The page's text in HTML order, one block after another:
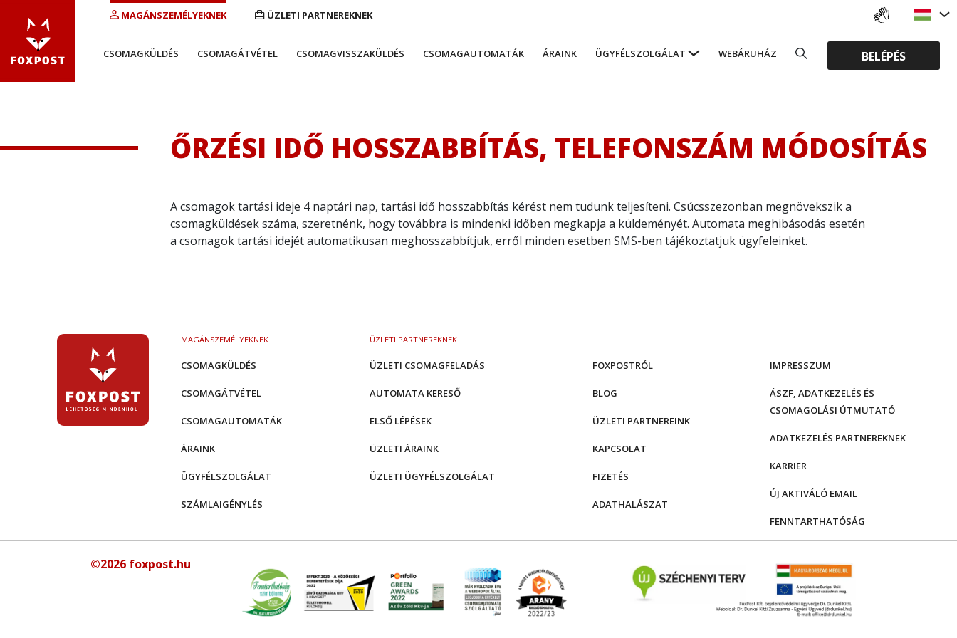
MAGÁNSZEMÉLYEKNEK ÜZLETI PARTNEREKNEK
CSOMAGKÜLDÉS CSOMAGÁTVÉTEL CSOMAGVISSZAKÜLDÉS CSOMAGAUTOMATÁK ÁRAINK ÜGYFÉLSZOLGÁLAT WEBÁRUHÁZ BELÉPÉS
ŐRZÉSI IDŐ HOSSZABBÍTÁS, TELEFONSZÁM MÓDOSÍTÁS
A csomagok tartási ideje 4 naptári nap, tartási idő hosszabbítás kérést nem tudunk teljesíteni. Csúcsszezonban megnövekszik a
csomagküldések száma, szeretnénk, hogy továbbra is mindenki időben megkapja a küldeményét. Automata meghibásodás esetén
a csomagok tartási idejét automatikusan meghosszabbítjuk, erről minden esetben SMS-ben tájékoztatjuk ügyfeleinket.
MAGÁNSZEMÉLYEKNEK
CSOMAGKÜLDÉS
CSOMAGÁTVÉTEL
CSOMAGAUTOMATÁK
ÁRAINK
ÜGYFÉLSZOLGÁLAT
SZÁMLAIGÉNYLÉS
ÜZLETI PARTNEREKNEK
ÜZLETI CSOMAGFELADÁS
AUTOMATA KERESŐ
ELSŐ LÉPÉSEK
ÜZLETI ÁRAINK
ÜZLETI ÜGYFÉLSZOLGÁLAT
FOXPOSTRÓL
BLOG
ÜZLETI PARTNEREINK
KAPCSOLAT
FIZETÉS
ADATHALÁSZAT
IMPRESSZUM
ÁSZF, ADATKEZELÉS ÉS
CSOMAGOLÁSI ÚTMUTATÓ
ADATKEZELÉS PARTNEREKNEK
KARRIER
ÚJ AKTIVÁLÓ EMAIL
FENNTARTHATÓSÁG
©2026 foxpost.hu